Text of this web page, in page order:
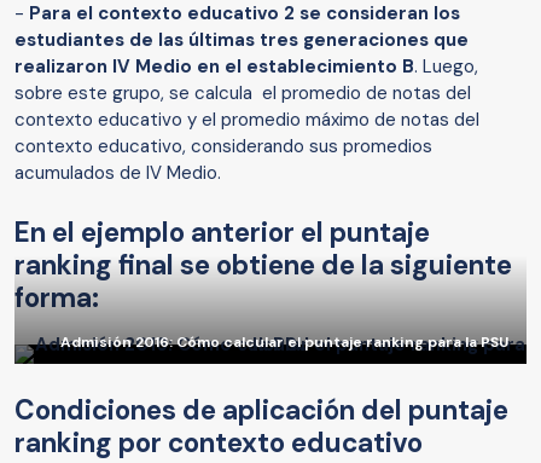
- Para el contexto educativo 2 se consideran los
estudiantes de las últimas tres generaciones que
realizaron IV Medio en el establecimiento B. Luego,
sobre este grupo, se calcula el promedio de notas del
contexto educativo y el promedio máximo de notas del
contexto educativo, considerando sus promedios
acumulados de IV Medio.
En el ejemplo anterior el puntaje
ranking final se obtiene de la siguiente
forma:
Admisión 2016: Cómo calcular el puntaje ranking para la PSU
Condiciones de aplicación del puntaje
ranking por contexto educativo